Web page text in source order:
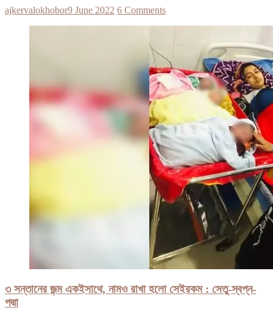
ajkervalokhobor9 June 2022 6 Comments
৩ সন্তানের জন্ম একইসাথে, নামও রাখা হলো সেইরকম : সেতু-স্বপ্ন-
পদ্মা